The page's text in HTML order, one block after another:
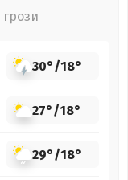
30°/18°
27°/18°
29°/18°